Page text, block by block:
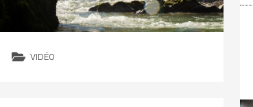
VIDÉO